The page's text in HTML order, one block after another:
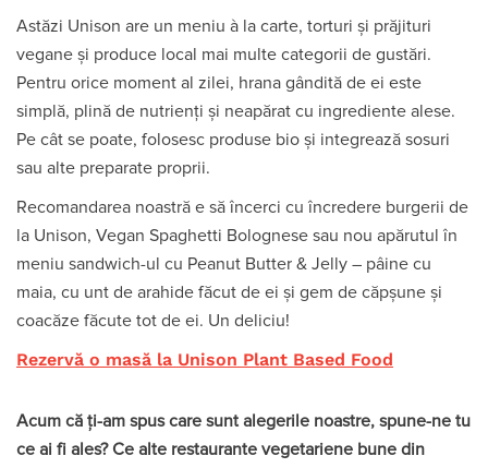
Astăzi Unison are un meniu à la carte, torturi și prăjituri
vegane și produce local mai multe categorii de gustări.
Pentru orice moment al zilei, hrana gândită de ei este
simplă, plină de nutrienți și neapărat cu ingrediente alese.
Pe cât se poate, folosesc produse bio și integrează sosuri
sau alte preparate proprii.
Recomandarea noastră e să încerci cu încredere burgerii de
la Unison, Vegan Spaghetti Bolognese sau nou apărutul în
meniu sandwich-ul cu Peanut Butter & Jelly – pâine cu
maia, cu unt de arahide făcut de ei și gem de căpșune și
coacăze făcute tot de ei. Un deliciu!
Rezervă o masă la Unison Plant Based Food
Acum că ți-am spus care sunt alegerile noastre, spune-ne tu
ce ai fi ales? Ce alte restaurante vegetariene bune din